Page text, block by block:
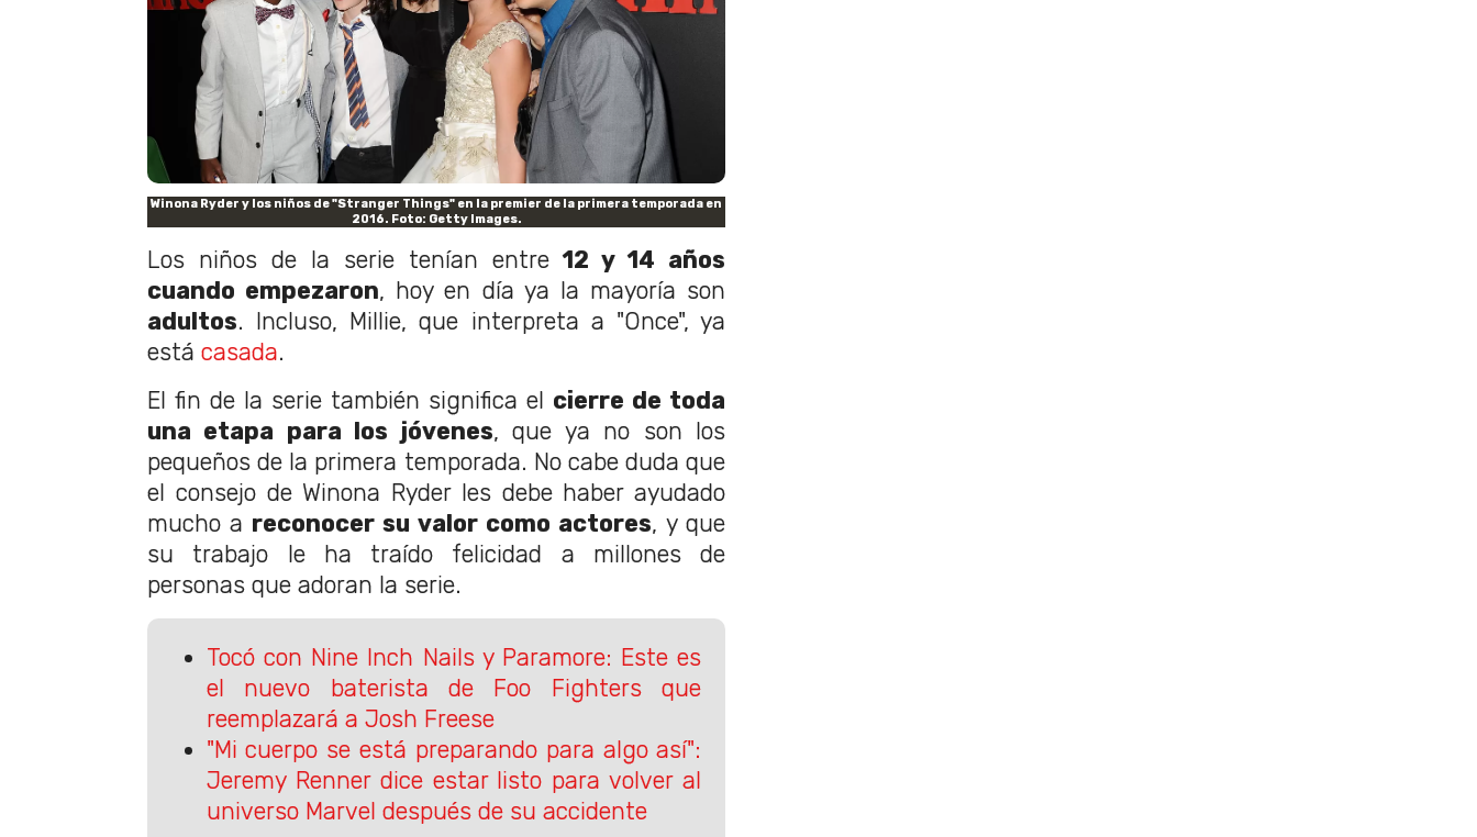
Winona Ryder y los niños de "Stranger Things" en la premier de la primera temporada en
2016. Foto: Getty Images.
Los niños de la serie tenían entre 12 y 14 años
cuando empezaron, hoy en día ya la mayoría son
adultos. Incluso, Millie, que interpreta a "Once", ya
está casada.
El fin de la serie también significa el cierre de toda
una etapa para los jóvenes, que ya no son los
pequeños de la primera temporada. No cabe duda que
el consejo de Winona Ryder les debe haber ayudado
mucho a reconocer su valor como actores, y que
su trabajo le ha traído felicidad a millones de
personas que adoran la serie.
Tocó con Nine Inch Nails y Paramore: Este es
el nuevo baterista de Foo Fighters que
reemplazará a Josh Freese
"Mi cuerpo se está preparando para algo así":
Jeremy Renner dice estar listo para volver al
universo Marvel después de su accidente